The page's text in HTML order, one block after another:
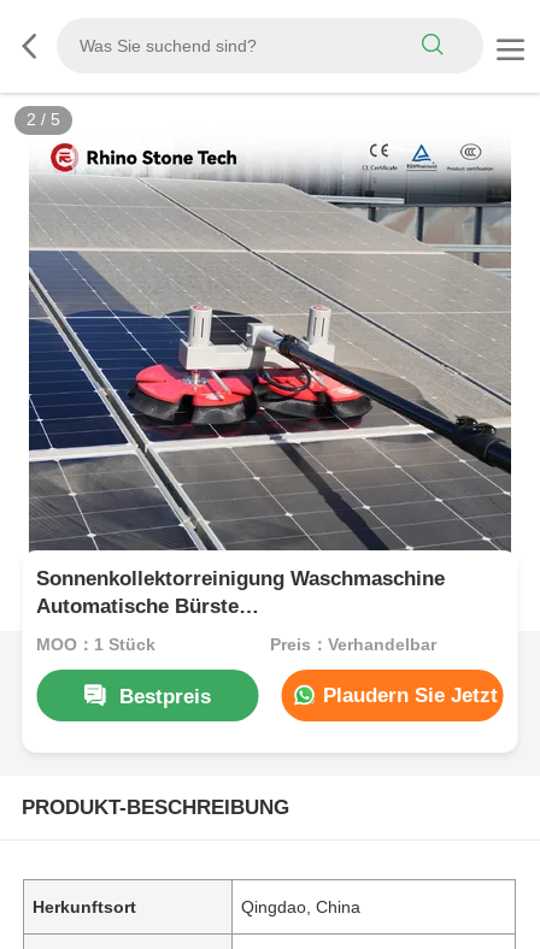
3 / 5
Sonnenkollektorreinigung Waschmaschine
Automatische Bürste
Solarkollektorreinigungsgeräte mit
MOQ：1 Stück Preis：Verhandelbar
Bestpreis Plaudern Sie Jetzt
PRODUKT-BESCHREIBUNG
Herkunftsort Qingdao, China